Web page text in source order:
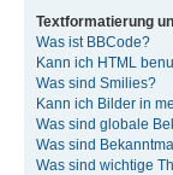
Textformatierung
Was ist BBCode?
Kann ich HTML
Was sind Smilies?
Kann ich Bilder in
Was sind globale
Was sind
Was sind wichtige